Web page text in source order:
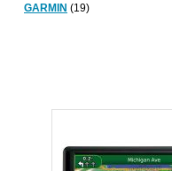
GARMIN (19)